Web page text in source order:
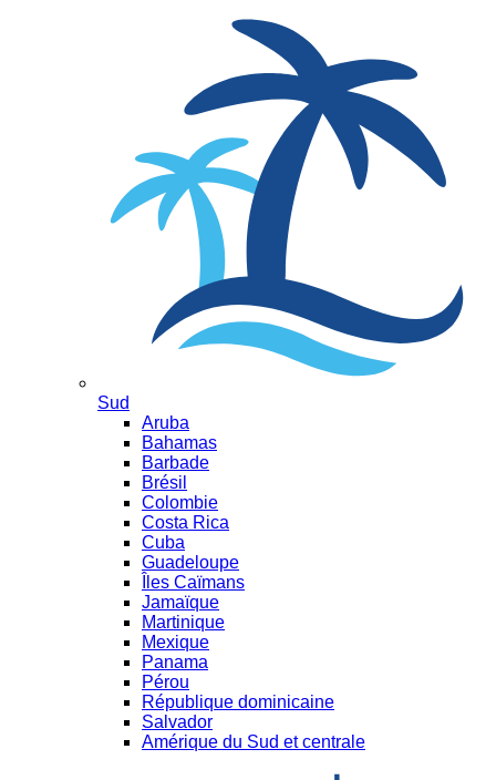
Sud
Aruba
Bahamas
Barbade
Brésil
Colombie
Costa Rica
Cuba
Guadeloupe
Îles Caïmans
Jamaïque
Martinique
Mexique
Panama
Pérou
République dominicaine
Salvador
Amérique du Sud et centrale